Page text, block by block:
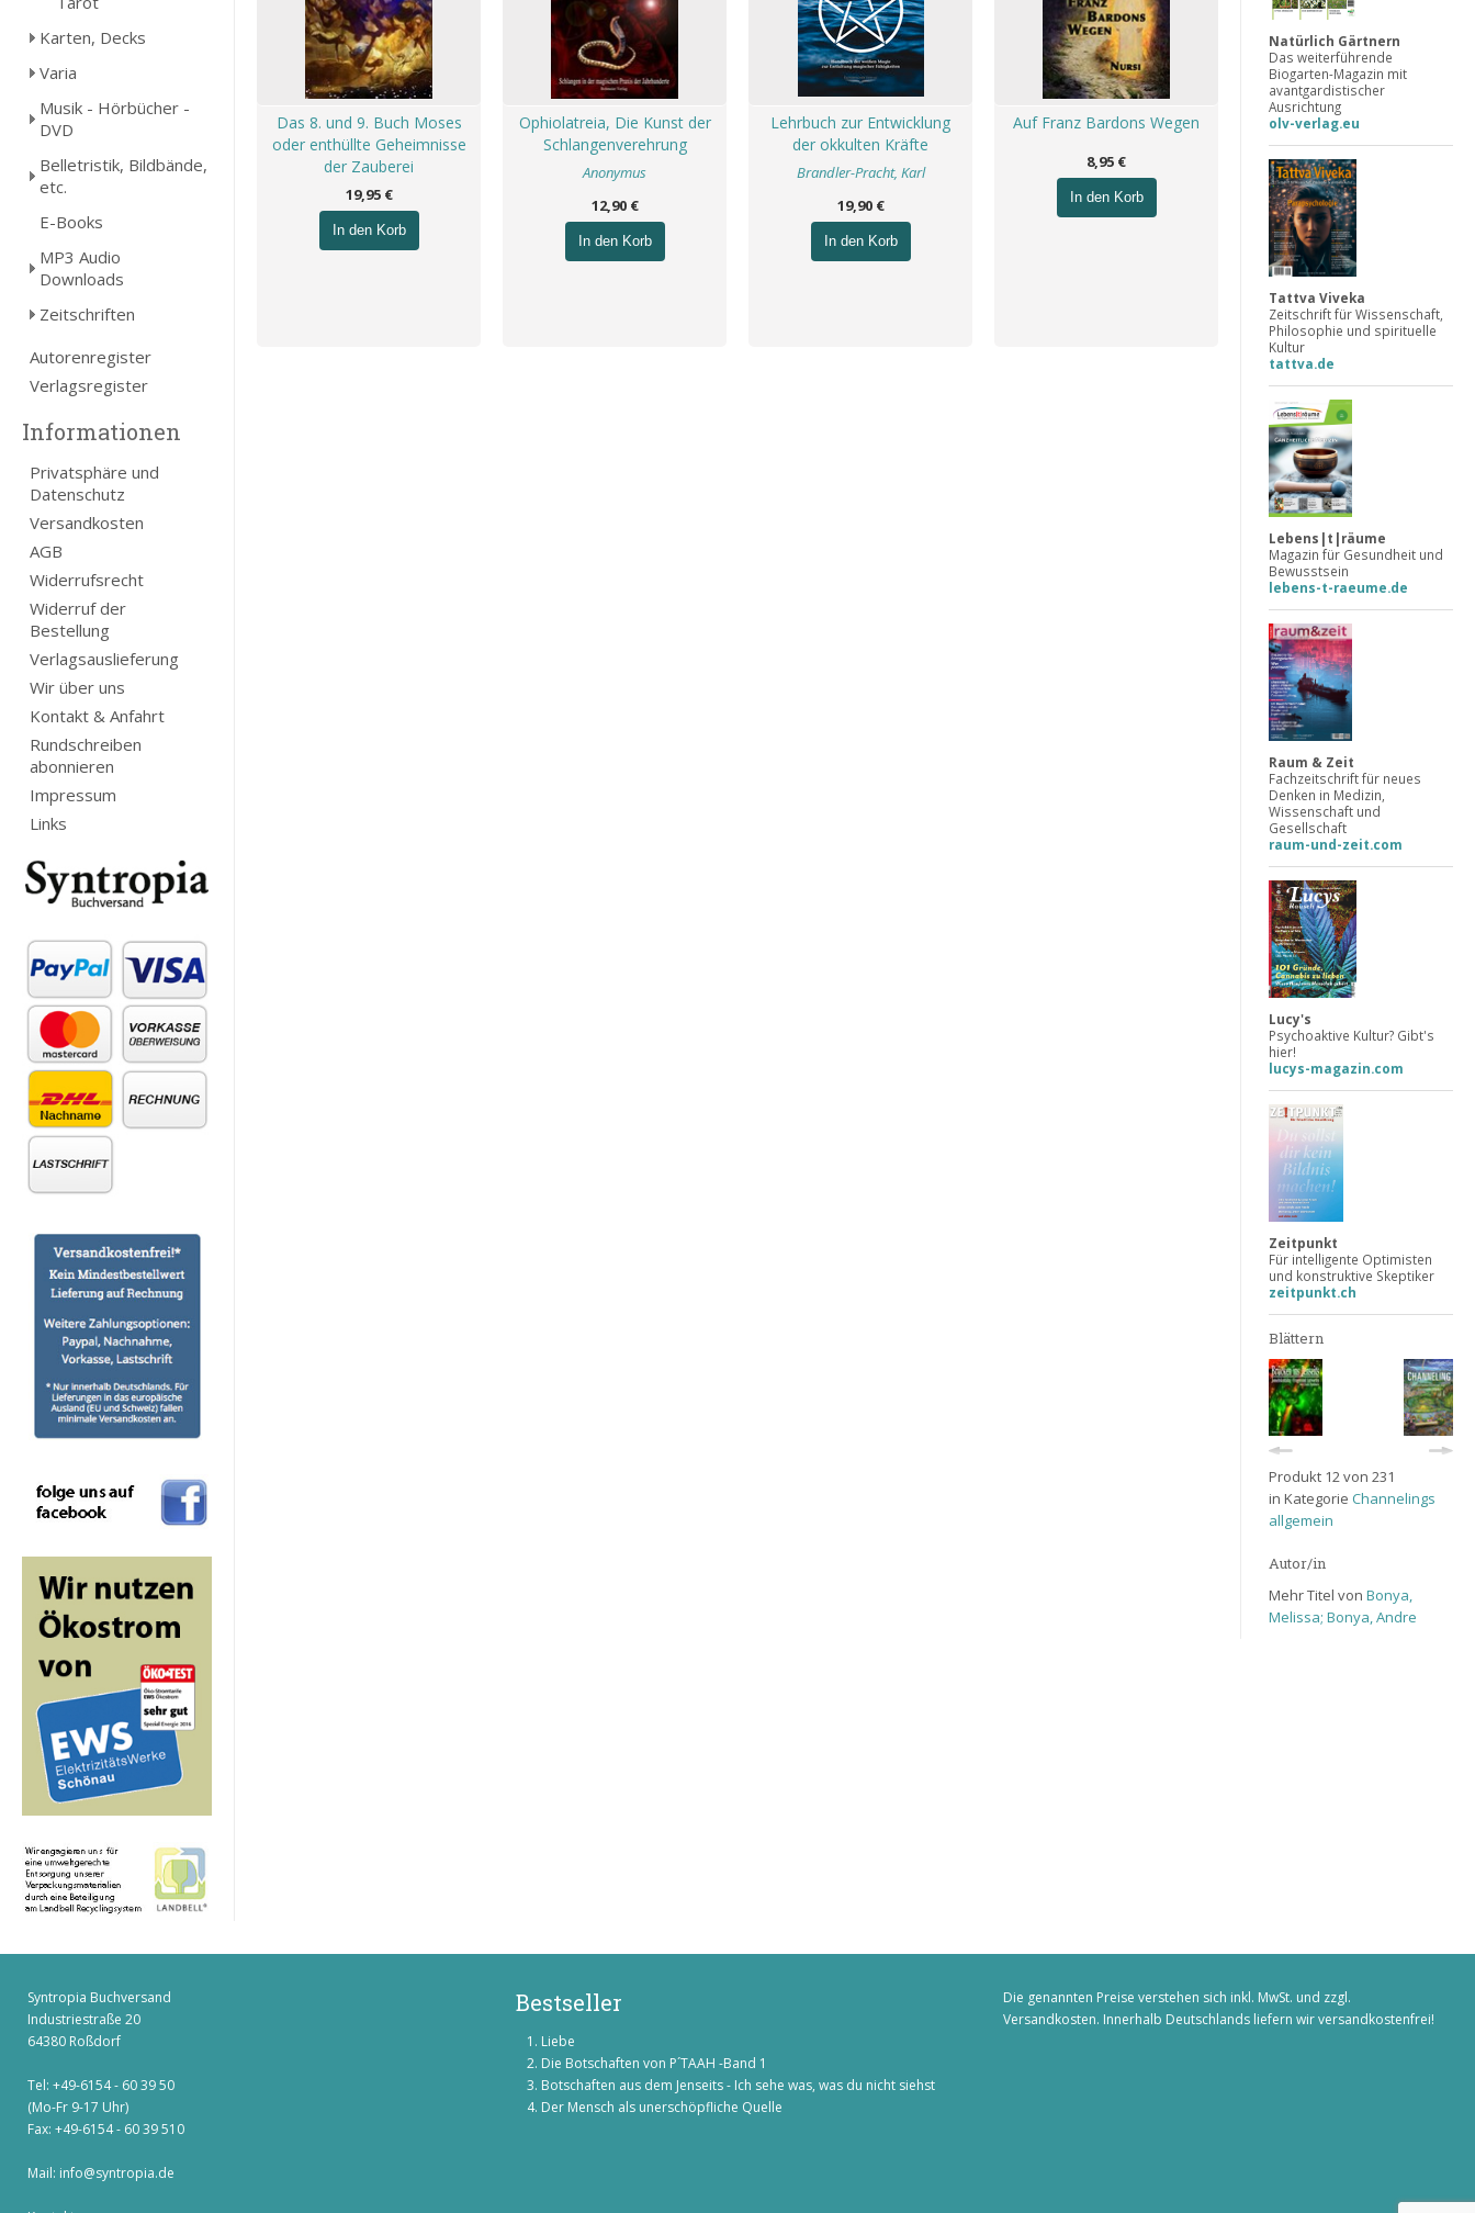
Karten, Decks
Varia
Musik - Hörbücher -
DVD
Belletristik, Bildbände,
etc.
E-Books
MP3 Audio
Downloads
Zeitschriften
Autorenregister
Verlagsregister
Informationen
Privatsphäre und
Datenschutz
Versandkosten
AGB
Widerrufsrecht
Widerruf der
Bestellung
Verlagsauslieferung
Wir über uns
Kontakt & Anfahrt
Rundschreiben
abonnieren
Impressum
Links
Das 8. und 9. Buch Moses
oder enthüllte Geheimnisse
der Zauberei
19,95 €
In den Korb
Ophiolatreia, Die Kunst der
Schlangenverehrung
Anonymus
12,90 €
In den Korb
Lehrbuch zur Entwicklung
der okkulten Kräfte
Brandler-Pracht, Karl
19,90 €
In den Korb
Auf Franz Bardons Wegen
8,95 €
In den Korb
Natürlich Gärtnern
Das weiterführende
Biogarten-Magazin mit
avantgardistischer
Ausrichtung
olv-verlag.eu
Tattva Viveka
Zeitschrift für Wissenschaft,
Philosophie und spirituelle
Kultur
tattva.de
Lebens|t|räume
Magazin für Gesundheit und
Bewusstsein
lebens-t-raeume.de
Raum & Zeit
Fachzeitschrift für neues
Denken in Medizin,
Wissenschaft und
Gesellschaft
raum-und-zeit.com
Lucy's
Psychoaktive Kultur? Gibt's
hier!
lucys-magazin.com
Zeitpunkt
Für intelligente Optimisten
und konstruktive Skeptiker
zeitpunkt.ch
Blättern
Produkt 12 von 231
in Kategorie Channelings
allgemein
Autor/in
Mehr Titel von Bonya,
Melissa; Bonya, Andre
Syntropia Buchversand
Industriestraße 20
64380 Roßdorf
Tel: +49-6154 - 60 39 50
(Mo-Fr 9-17 Uhr)
Fax: +49-6154 - 60 39 510
Mail: info@syntropia.de
Bestseller
Liebe
Die Botschaften von P´TAAH -Band 1
Botschaften aus dem Jenseits - Ich sehe was, was du nicht siehst
Der Mensch als unerschöpfliche Quelle
Die genannten Preise verstehen sich inkl. MwSt. und zzgl.
Versandkosten. Innerhalb Deutschlands liefern wir versandkostenfrei!